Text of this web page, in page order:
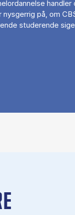
handler
nysgerrig på, om
studerende